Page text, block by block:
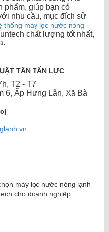
phẩm, giúp bạn có
nhu cầu, mục đích sử
thống máy lọc nước nóng
chất lượng tốt nhất,
TÂN TẤN LỰC
T2 - T7
6, Ấp Hưng Lân, Xã Bà
máy lọc nước nóng lạnh
cho doanh nghiệp